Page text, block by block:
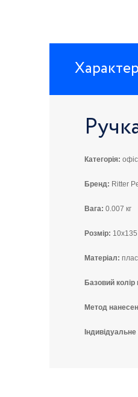
Категорія:
Бренд: Ritter
Вага: 0.007 кг
Розмір:
Матеріал:
Базовий колір
Метод